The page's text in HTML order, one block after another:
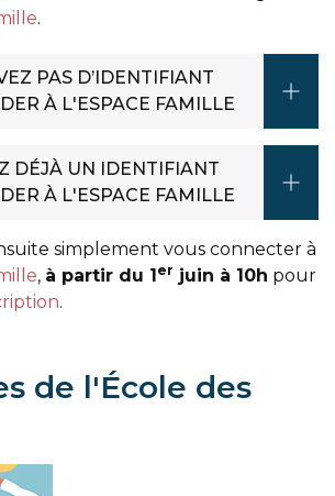
.
PAS D’IDENTIFIANT
À L'ESPACE FAMILLE
DÉJÀ UN IDENTIFIANT
À L'ESPACE FAMILLE
simplement vous connecter à
, à partir du 1er juin à 10h pour
.
de l'École des